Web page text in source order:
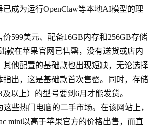
已成为运行OpenClaw等本地AI模型的理
599美元、配备16GB内存和256GB存储
款在苹果官网已售罄，没有送货或店内
其他配置的基础款也出现短缺，无论选择
指出，这是基础款首次售罄。同时，存储
以上）的型号要到6月才能发货。
这些热门电脑的二手市场。在该网站上，
mini以高于苹果官方的价格出售，而直